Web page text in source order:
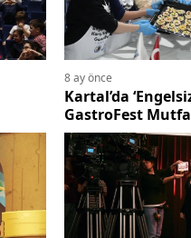
8 ay önce
Kartal’da
GastroFest